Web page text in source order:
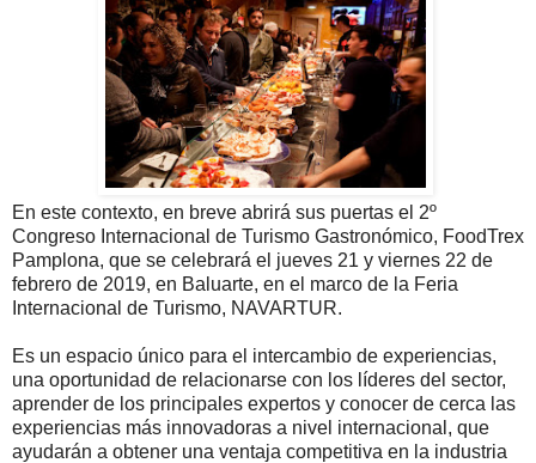
En este contexto, en breve abrirá sus puertas el 2º
Congreso Internacional de Turismo Gastronómico, FoodTrex
Pamplona, que se celebrará el jueves 21 y viernes 22 de
febrero de 2019, en Baluarte, en el marco de la Feria
Internacional de Turismo, NAVARTUR.
Es un espacio único para el intercambio de experiencias,
una oportunidad de relacionarse con los líderes del sector,
aprender de los principales expertos y conocer de cerca las
experiencias más innovadoras a nivel internacional, que
ayudarán a obtener una ventaja competitiva en la industria